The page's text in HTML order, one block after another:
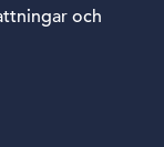
och